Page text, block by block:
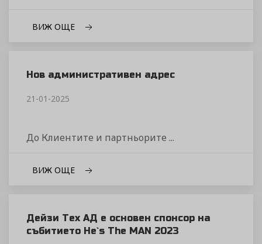
ВИЖ ОЩЕ
Нов административен адрес
21-01-2025
До Клиентите и партньорите ...
ВИЖ ОЩЕ
Дейзи Тех АД е основен спонсор на
събитието He`s The MAN 2023